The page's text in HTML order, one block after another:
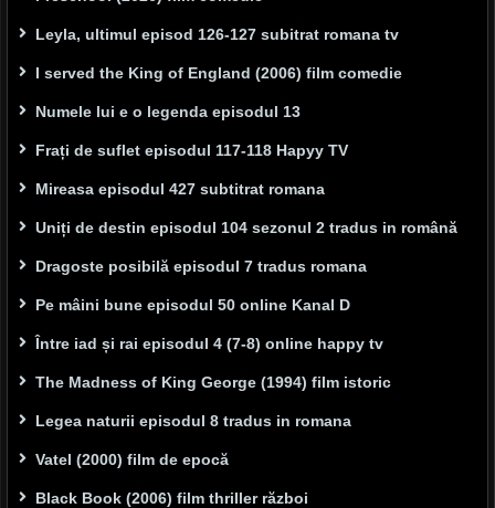
Leyla, ultimul episod 126-127 subitrat romana tv
I served the King of England (2006) film comedie
Numele lui e o legenda episodul 13
Frați de suflet episodul 117-118 Hapyy TV
Mireasa episodul 427 subtitrat romana
Uniți de destin episodul 104 sezonul 2 tradus in română
Dragoste posibilă episodul 7 tradus romana
Pe mâini bune episodul 50 online Kanal D
Între iad și rai episodul 4 (7-8) online happy tv
The Madness of King George (1994) film istoric
Legea naturii episodul 8 tradus in romana
Vatel (2000) film de epocă
Black Book (2006) film thriller război